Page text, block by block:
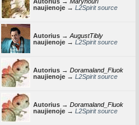
naujienoje → L2Spirit source
Autorius → AugustTibly
naujienoje → L2Spirit source
Autorius → Doramaland_Fluok
naujienoje → L2Spirit source
Autorius → Doramaland_Fluok
naujienoje → L2Spirit source